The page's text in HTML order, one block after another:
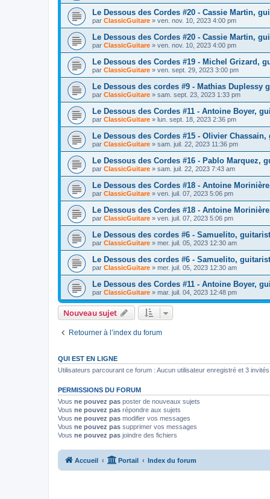
Le Dessous des Cordes #20 - Cassie Martin,
par ClassicGuitare » ven. nov. 10, 2023 4:00 pm
Le Dessous des Cordes #20 - Cassie Martin,
par ClassicGuitare » ven. nov. 10, 2023 4:00 pm
Le Dessous des Cordes #19 - Michel Grizard,
par ClassicGuitare » ven. sept. 29, 2023 3:00 pm
Le Dessous des cordes #9 - Mathias Duplessy
par ClassicGuitare » sam. sept. 23, 2023 1:33 pm
Le Dessous des Cordes #11 - Antoine Boyer,
par ClassicGuitare » lun. sept. 18, 2023 2:36 pm
Le Dessous des Cordes #15 - Olivier
par ClassicGuitare » sam. juil. 22, 2023 11:36 pm
Le Dessous des Cordes #16 - Pablo Marquez,
par ClassicGuitare » sam. juil. 22, 2023 7:43 am
Le Dessous des Cordes #18 - Antoine
par ClassicGuitare » ven. juil. 07, 2023 5:06 pm
Le Dessous des Cordes #18 - Antoine
par ClassicGuitare » ven. juil. 07, 2023 5:06 pm
Le Dessous des cordes #6 - Samuelito,
par ClassicGuitare » mer. juil. 05, 2023 12:30 am
Le Dessous des cordes #6 - Samuelito,
par ClassicGuitare » mer. juil. 05, 2023 12:30 am
Le Dessous des Cordes #11 - Antoine Boyer,
par ClassicGuitare » mar. juil. 04, 2023 12:48 pm
Nouveau sujet
Retourner à l’index du forum
QUI EST EN LIGNE
Utilisateurs parcourant ce forum : Aucun utilisateur enregistré et 3 invités
PERMISSIONS DU FORUM
Vous ne pouvez pas poster de nouveaux sujets
Vous ne pouvez pas répondre aux sujets
Vous ne pouvez pas modifier vos messages
Vous ne pouvez pas supprimer vos messages
Vous ne pouvez pas joindre des fichiers
Accueil Portail Index du forum